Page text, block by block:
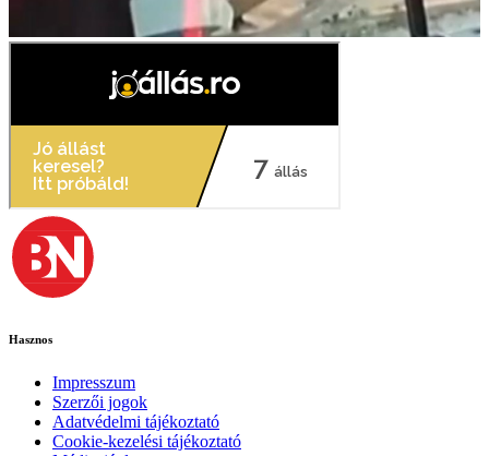
Hasznos
Impresszum
Szerzői jogok
Adatvédelmi tájékoztató
Cookie-kezelési tájékoztató